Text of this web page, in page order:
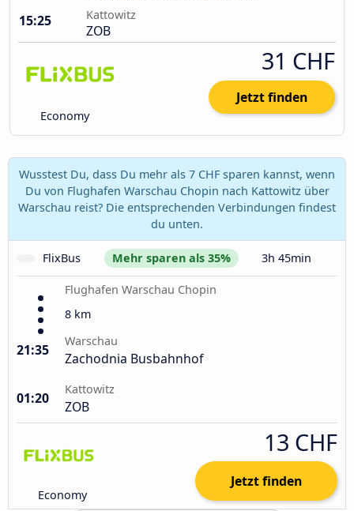
15:25
Kattowitz
ZOB
Economy
31 CHF
Jetzt finden
Wusstest Du, dass Du mehr als 7 CHF sparen kannst, wenn
Du von Flughafen Warschau Chopin nach Kattowitz über
Warschau reist? Die entsprechenden Verbindungen findest
du unten.
FlixBus Mehr sparen als 35% 3h 45min
Flughafen Warschau Chopin
8 km
21:35
Warschau
Zachodnia Busbahnhof
01:20
Kattowitz
ZOB
Economy
13 CHF
Jetzt finden